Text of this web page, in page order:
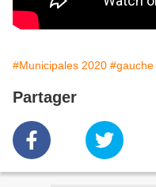
#Municipales 2020 #gauche
Partager